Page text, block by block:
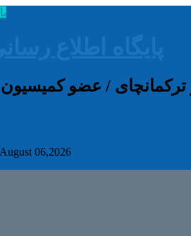
ترکمانچای / عضو
August 06,2026